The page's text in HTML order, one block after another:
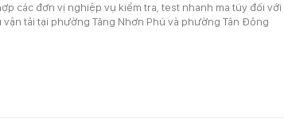
các đơn vị nghiệp vụ kiểm tra, test nhanh ma túy đối với
tải tại phường Tăng Nhơn Phú và phường Tân Đông